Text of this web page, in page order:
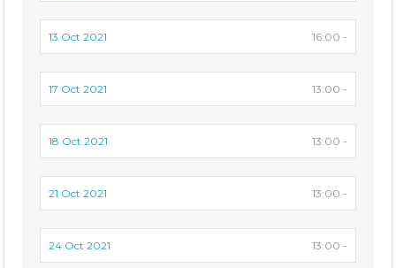
13 Oct 2021 16:00 -
17 Oct 2021 13:00 -
18 Oct 2021 13:00 -
21 Oct 2021 13:00 -
24 Oct 2021 13:00 -